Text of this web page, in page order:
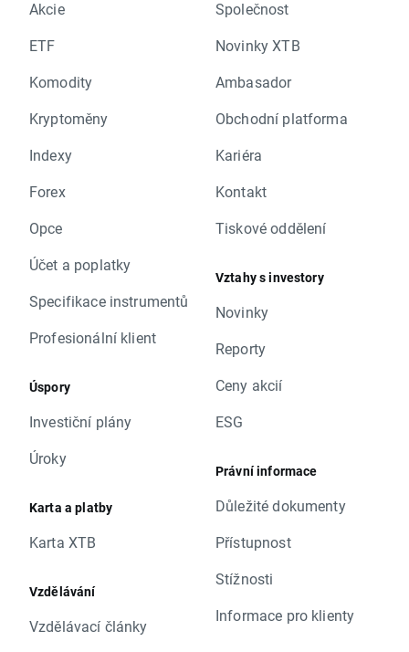
Akcie
ETF
Komodity
Kryptoměny
Indexy
Forex
Opce
Účet a poplatky
Specifikace instrumentů
Profesionální klient
Úspory
Investiční plány
Úroky
Karta a platby
Karta XTB
Vzdělávání
Vzdělávací články
Společnost
Novinky XTB
Ambasador
Obchodní platforma
Kariéra
Kontakt
Tiskové oddělení
Vztahy s investory
Novinky
Reporty
Ceny akcií
ESG
Právní informace
Důležité dokumenty
Přístupnost
Stížnosti
Informace pro klienty